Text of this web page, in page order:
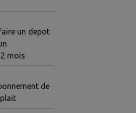
un depot
mois
de